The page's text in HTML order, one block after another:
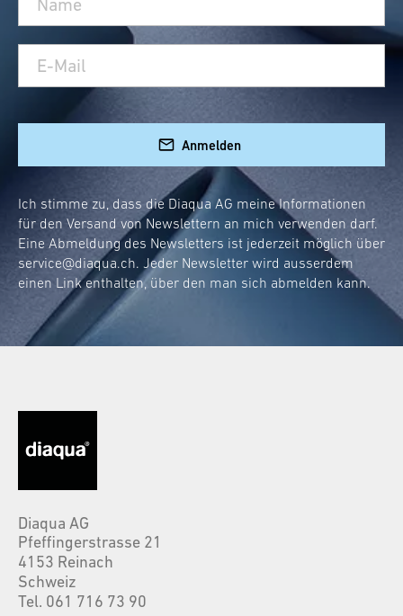
Anmelden
Ich stimme zu, dass die Diaqua AG meine Informationen
für den Versand von Newslettern an mich verwenden darf.
Eine Abmeldung des Newsletters ist jederzeit möglich über
service@diaqua.ch. Jeder Newsletter wird ausserdem
einen Link enthalten, über den man sich abmelden kann.
Diaqua AG
Pfeffingerstrasse 21
4153 Reinach
Schweiz
Tel. 061 716 73 90